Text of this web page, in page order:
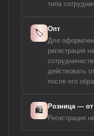
типа
🏷️ Опт
Для
регистрация
действовать
после его
🛍️ Розница — от
Регистрация